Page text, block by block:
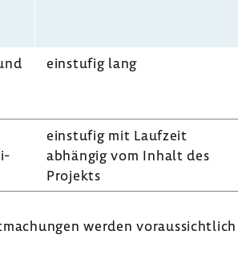
einstufig lang
einstufig mit Lauf­zeit
abhängig vom Inhalt des
Projekts
werden